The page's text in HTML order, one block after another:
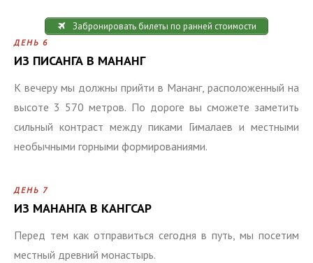
Забронировать билеты по ранней стоимости
ДЕНЬ 6
ИЗ ПИСАНГА В МАНАНГ
К вечеру мы должны прийти в Мананг, расположенный на
высоте 3 570 метров. По дороге вы сможете заметить
сильный контраст между пиками Гималаев и местными
необычными горными формированиями.
ДЕНЬ 7
ИЗ МАНАНГА В КАНГСАР
Перед тем как отправиться сегодня в путь, мы посетим
местный древний монастырь.